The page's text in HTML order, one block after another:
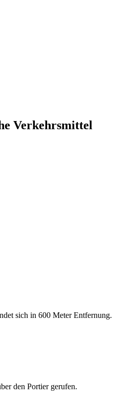
Verkehrsmittel
sich in 600 Meter Entfernung.
den Portier gerufen.